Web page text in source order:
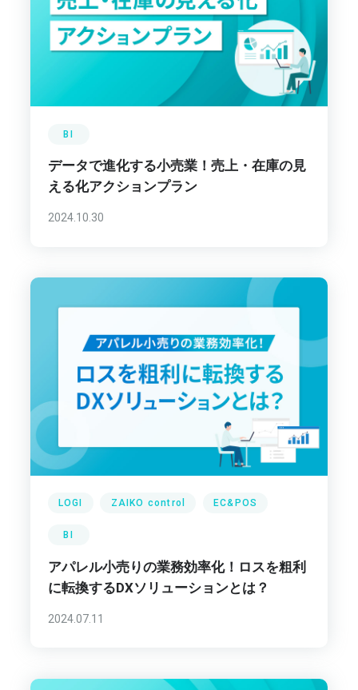
BI
データで進化する小売業！売上・在庫の見
える化アクションプラン
2024.10.30
LOGI ZAIKO control EC&POS
BI
アパレル小売りの業務効率化！ロスを粗利
に転換するDXソリューションとは？
2024.07.11